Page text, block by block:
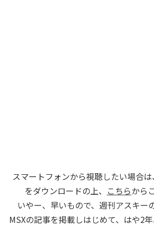
スマートフォンから視聴したい場合は
をダウンロードの上、 こちらから
いやー、早いもので、週刊アスキー
MSXの記事を掲載しはじめて、はや2